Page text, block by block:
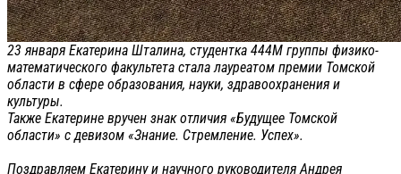
23 января Екатерина Шталина, студентка 444М группы физико-
математического факультета стала лауреатом премии Томской
области в сфере образования, науки, здравоохранения и
культуры.
Также Екатерине вручен знак отличия «Будущее Томской
области» с девизом «Знание. Стремление. Успех».
Поздравляем Екатерину и научного руководителя Андрея